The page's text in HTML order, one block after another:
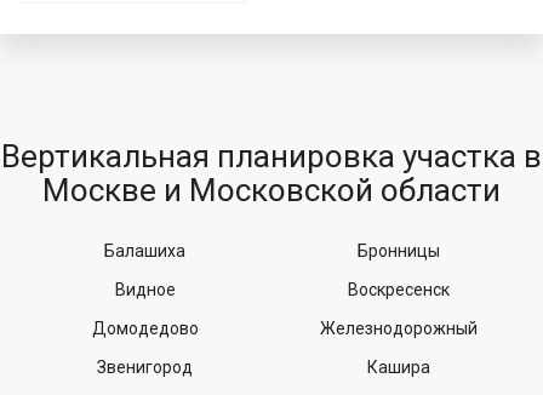
Вертикальная планировка участка в
Москве и Московской области
Балашиха
Бронницы
Видное
Воскресенск
Домодедово
Железнодорожный
Звенигород
Кашира